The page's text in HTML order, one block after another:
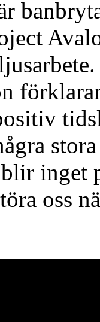
oss